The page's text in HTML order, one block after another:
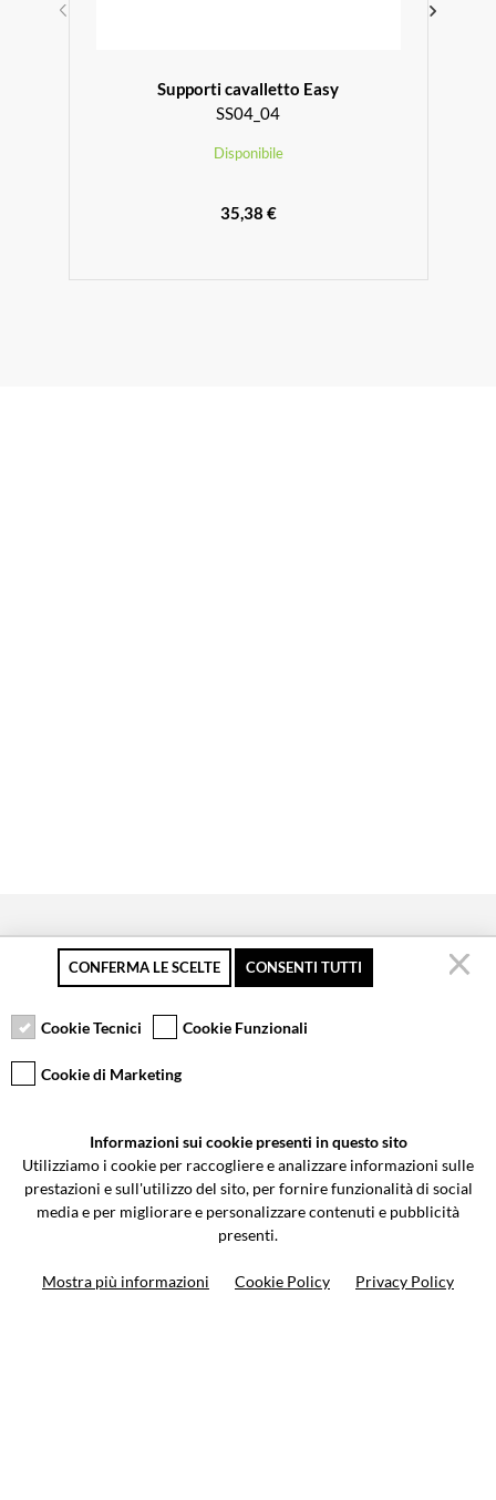
Supporti cavalletto Easy
SS04_04
Disponibile
35,38 €
Pagamento sicuro
Resi gratuiti fino a 30
Servizio clienti
Via Galileo Galilei 5 | Verano Brianza (MB) 20843 | ITALY
0362-805407-info@valtermoto.com
CONFERMA LE SCELTE CONSENTI TUTTI
Cookie Tecnici Cookie Funzionali
Cookie di Marketing
Informazioni sui cookie presenti in questo sito
Utilizziamo i cookie per raccogliere e analizzare informazioni sulle
prestazioni e sull'utilizzo del sito, per fornire funzionalità di social
media e per migliorare e personalizzare contenuti e pubblicità
presenti.
Mostra più informazioni Cookie Policy Privacy Policy